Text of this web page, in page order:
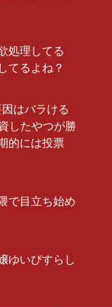
処理してる
てるよね？
はバラける
したやつが勝
的には投票
で目立ち始め
ゆいぴすらし